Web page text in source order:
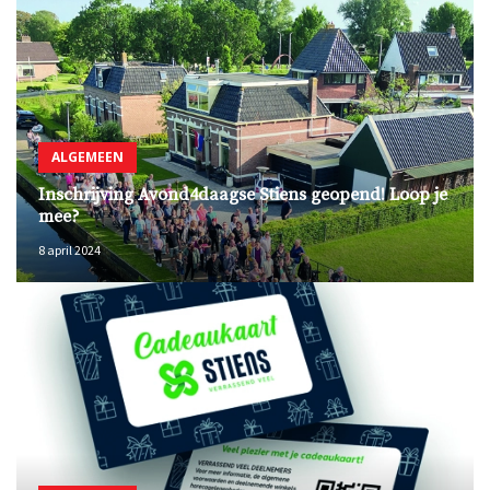
ALGEMEEN
Inschrijving Avond4daagse Stiens geopend! Loop je
mee?
8 april 2024